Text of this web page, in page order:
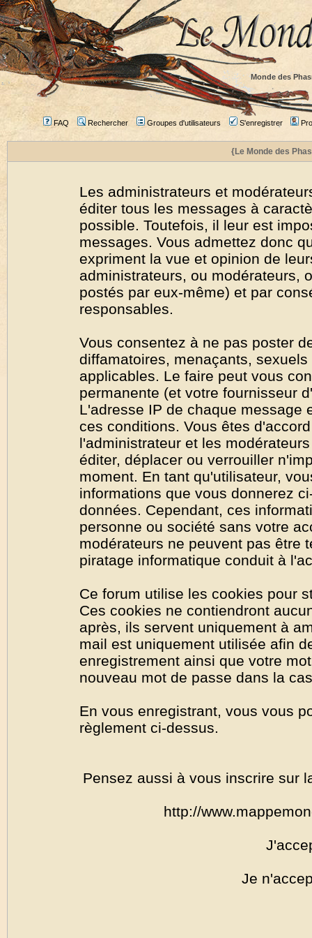
Monde des
FAQ Rechercher Groupes d'utilisateurs S'enregistrer
{Le Monde des
Les administrateurs et
éditer tous les messages à
possible. Toutefois, il leur est
messages. Vous admettez donc
expriment la vue et opinion de
administrateurs, ou modérateurs,
postés par eux-même) et par
responsables.
Vous consentez à ne pas poster
diffamatoires, menaçants,
applicables. Le faire peut vous
permanente (et votre fournisseur
L'adresse IP de chaque message
ces conditions. Vous êtes
l'administrateur et les
éditer, déplacer ou verrouiller
moment. En tant qu'utilisateur,
informations que vous donnerez
données. Cependant, ces
personne ou société sans votre
modérateurs ne peuvent pas être
piratage informatique conduit à
Ce forum utilise les cookies pour
Ces cookies ne contiendront
après, ils servent uniquement à
mail est uniquement utilisée afin
enregistrement ainsi que votre
nouveau mot de passe dans la
En vous enregistrant, vous vous
règlement ci-dessus.
Pensez aussi à vous inscrire sur
http://
Je